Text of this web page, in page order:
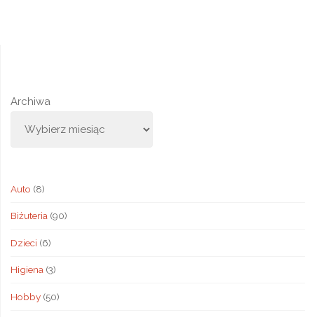
Archiwa
Auto (8)
Biżuteria(90)
Dzieci (6)
Higiena(3)
Hobby(50)